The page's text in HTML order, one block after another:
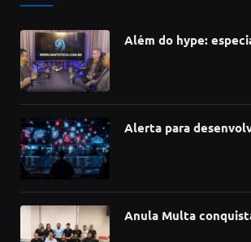
Além do hype:
Alerta para
Anula Multa